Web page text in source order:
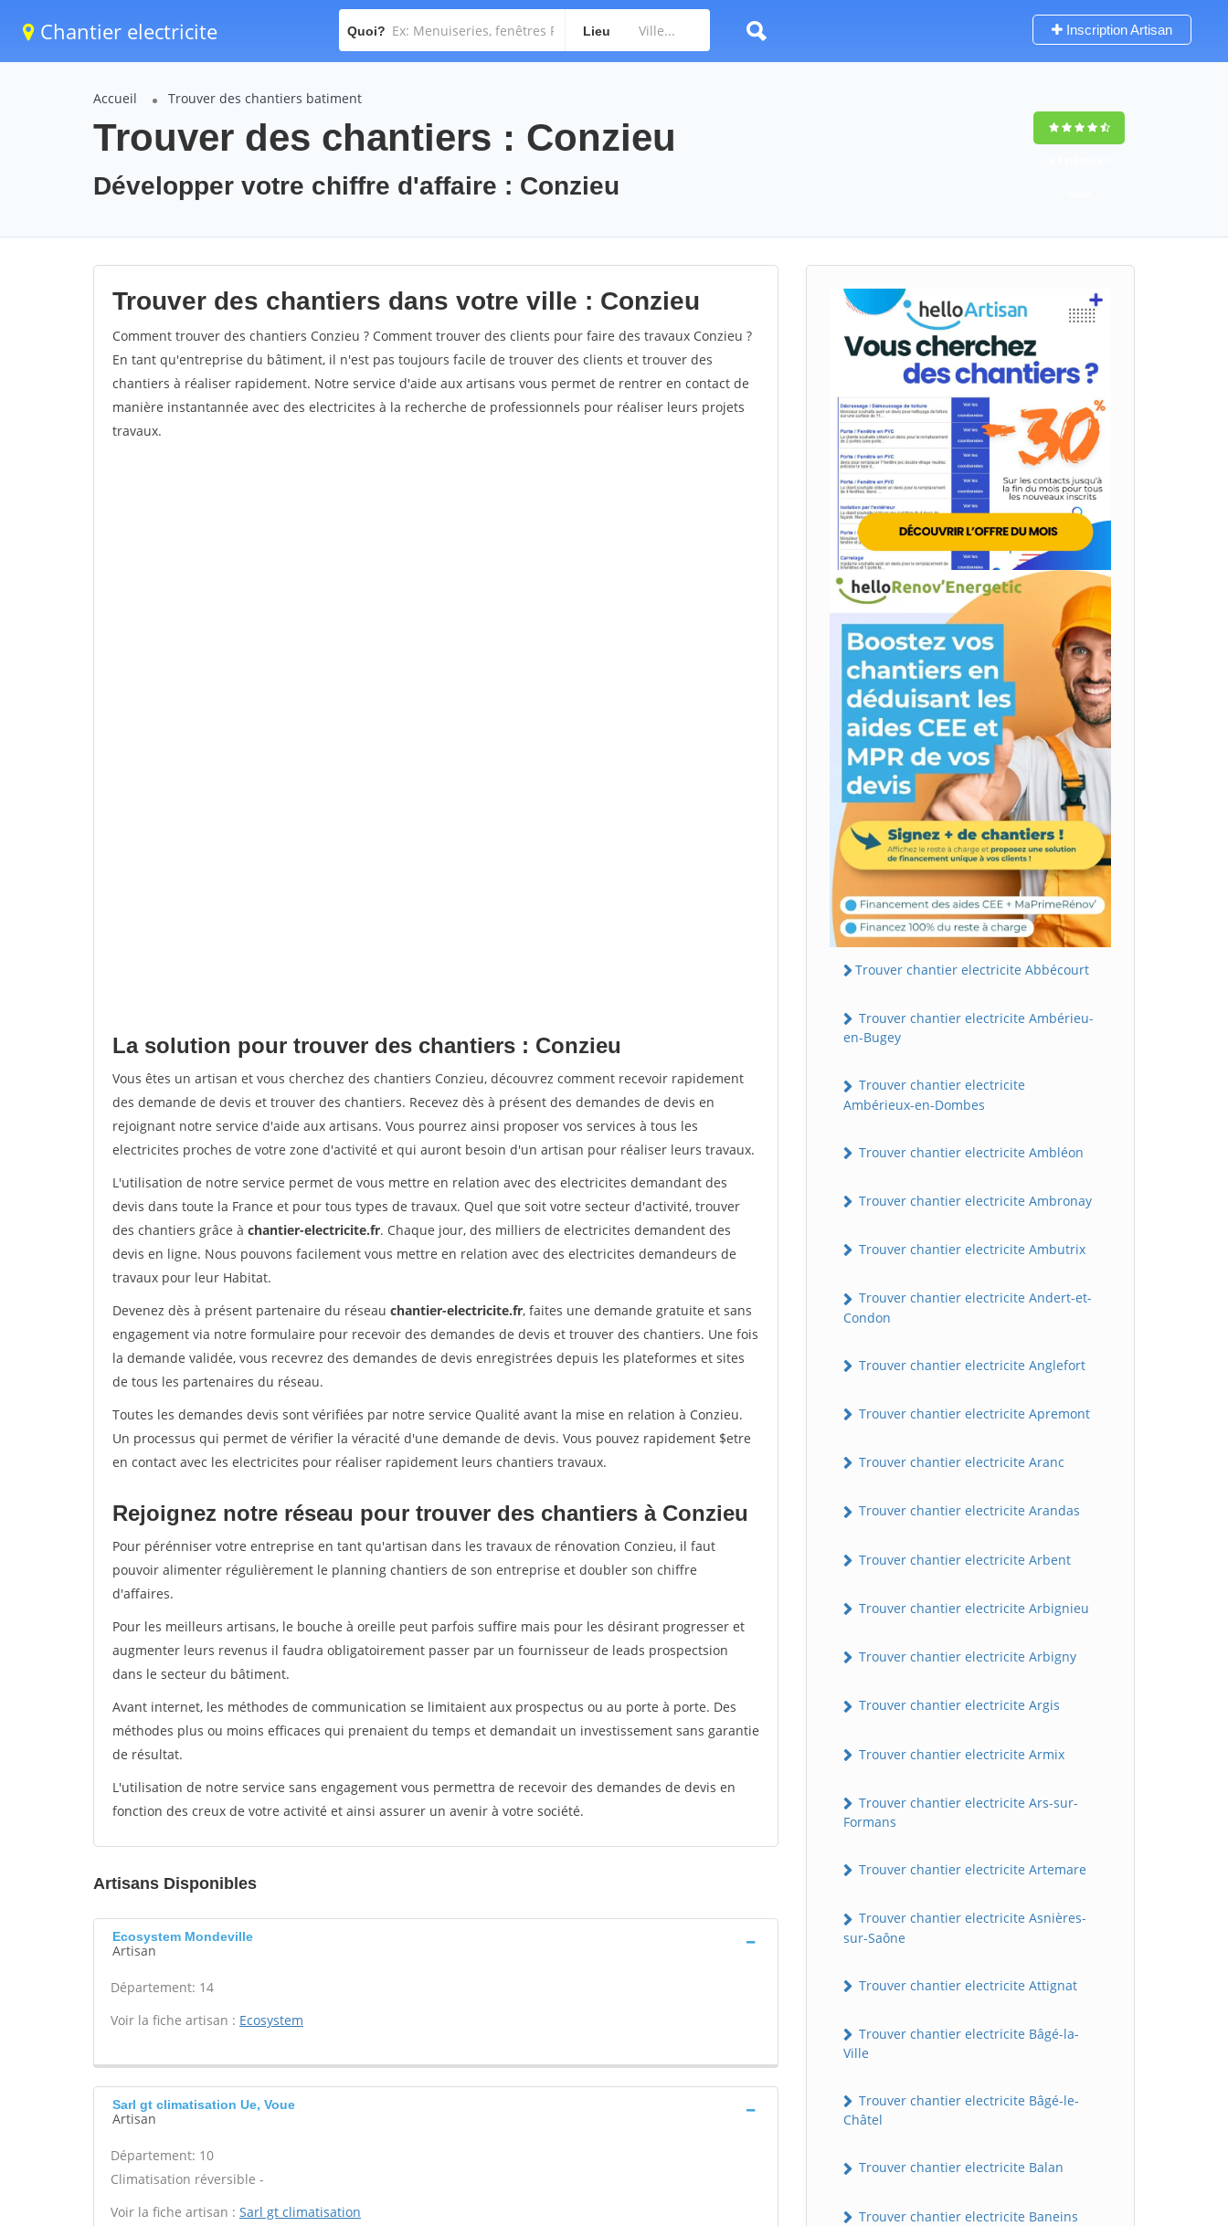
Chantier electricite Quoi? Lieu Inscription Artisan
Accueil Trouver des chantiers batiment
Trouver des chantiers : Conzieu
Développer votre chiffre d'affaire : Conzieu
Trouver des chantiers dans votre ville : Conzieu
Comment trouver des chantiers Conzieu ? Comment trouver des clients pour faire des travaux Conzieu ?
En tant qu'entreprise du bâtiment, il n'est pas toujours facile de trouver des clients et trouver des
chantiers à réaliser rapidement. Notre service d'aide aux artisans vous permet de rentrer en contact de
manière instantannée avec des electricites à la recherche de professionnels pour réaliser leurs projets
travaux.
La solution pour trouver des chantiers : Conzieu
Vous êtes un artisan et vous cherchez des chantiers Conzieu, découvrez comment recevoir rapidement
des demande de devis et trouver des chantiers. Recevez dès à présent des demandes de devis en
rejoignant notre service d'aide aux artisans. Vous pourrez ainsi proposer vos services à tous les
electricites proches de votre zone d'activité et qui auront besoin d'un artisan pour réaliser leurs travaux.
L'utilisation de notre service permet de vous mettre en relation avec des electricites demandant des
devis dans toute la France et pour tous types de travaux. Quel que soit votre secteur d'activité, trouver
des chantiers grâce à chantier-electricite.fr. Chaque jour, des milliers de electricites demandent des
devis en ligne. Nous pouvons facilement vous mettre en relation avec des electricites demandeurs de
travaux pour leur Habitat.
Devenez dès à présent partenaire du réseau chantier-electricite.fr, faites une demande gratuite et sans
engagement via notre formulaire pour recevoir des demandes de devis et trouver des chantiers. Une fois
la demande validée, vous recevrez des demandes de devis enregistrées depuis les plateformes et sites
de tous les partenaires du réseau.
Toutes les demandes devis sont vérifiées par notre service Qualité avant la mise en relation à Conzieu.
Un processus qui permet de vérifier la véracité d'une demande de devis. Vous pouvez rapidement $etre
en contact avec les electricites pour réaliser rapidement leurs chantiers travaux.
Rejoignez notre réseau pour trouver des chantiers à Conzieu
Pour pérénniser votre entreprise en tant qu'artisan dans les travaux de rénovation Conzieu, il faut
pouvoir alimenter régulièrement le planning chantiers de son entreprise et doubler son chiffre
d'affaires.
Pour les meilleurs artisans, le bouche à oreille peut parfois suffire mais pour les désirant progresser et
augmenter leurs revenus il faudra obligatoirement passer par un fournisseur de leads prospectsion
dans le secteur du bâtiment.
Avant internet, les méthodes de communication se limitaient aux prospectus ou au porte à porte. Des
méthodes plus ou moins efficaces qui prenaient du temps et demandait un investissement sans garantie
de résultat.
L'utilisation de notre service sans engagement vous permettra de recevoir des demandes de devis en
fonction des creux de votre activité et ainsi assurer un avenir à votre société.
Artisans Disponibles
Ecosystem Mondeville
Artisan
Département: 14
Voir la fiche artisan : Ecosystem
Sarl gt climatisation Ue, Voue
Artisan
Département: 10
Climatisation réversible -
Voir la fiche artisan : Sarl gt climatisation
Trouver chantier electricite Abbécourt
Trouver chantier electricite Ambérieu-
en-Bugey
Trouver chantier electricite
Ambérieux-en-Dombes
Trouver chantier electricite Ambléon
Trouver chantier electricite Ambronay
Trouver chantier electricite Ambutrix
Trouver chantier electricite Andert-et-
Condon
Trouver chantier electricite Anglefort
Trouver chantier electricite Apremont
Trouver chantier electricite Aranc
Trouver chantier electricite Arandas
Trouver chantier electricite Arbent
Trouver chantier electricite Arbignieu
Trouver chantier electricite Arbigny
Trouver chantier electricite Argis
Trouver chantier electricite Armix
Trouver chantier electricite Ars-sur-
Formans
Trouver chantier electricite Artemare
Trouver chantier electricite Asnières-
sur-Saône
Trouver chantier electricite Attignat
Trouver chantier electricite Bâgé-la-
Ville
Trouver chantier electricite Bâgé-le-
Châtel
Trouver chantier electricite Balan
Trouver chantier electricite Baneins